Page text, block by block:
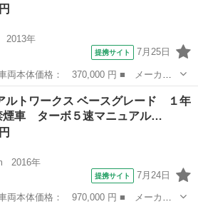
2013年
提携サイト 7月25日
ルトエコ ■ グレード名： ＥＣＯ－
ＴＣ ナビ ＴＶ キーレスエントリ
ルトワークス ベースグレード １年
車 ターボ５速マニュアル…
2016年
提携サイト 7月24日